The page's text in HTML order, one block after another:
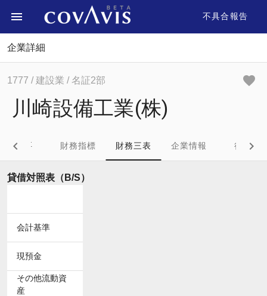
不具合報告
企業詳細
1777 / 建設業 / 名証2部
川崎設備工業(株)
概要 財務指標 財務三表 企業情報 役員
貸借対照表（B/S）
会計基準
現預金
その他流動資
産